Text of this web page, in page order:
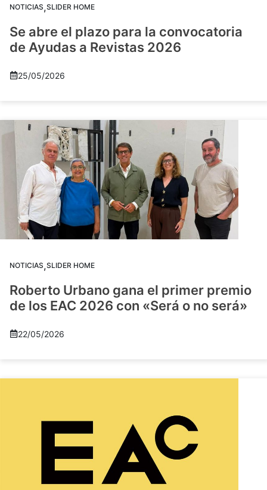
NOTICIAS,SLIDER HOME
Se abre el plazo para la convocatoria
de Ayudas a Revistas 2026
25/05/2026
NOTICIAS,SLIDER HOME
Roberto Urbano gana el primer premio
de los EAC 2026 con «Será o no será»
22/05/2026